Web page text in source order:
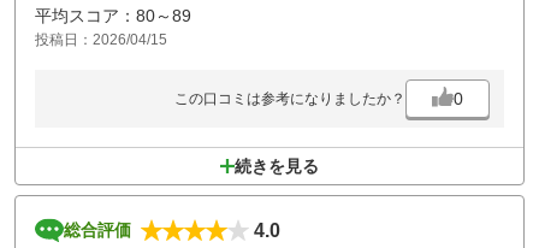
平均スコア：80～89
投稿日：2026/04/15
この口コミは参考になりましたか？ 0
続きを見る
総合評価
4.0